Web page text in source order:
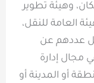
وهيئة تطوير
العامة للنقل،
عددهم عن
إدارة
أو المدينة أو